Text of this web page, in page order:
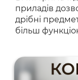
приладів
дрібні
більш